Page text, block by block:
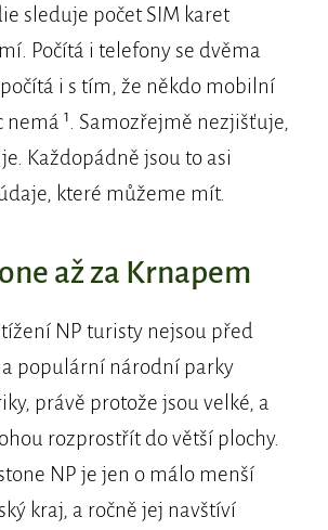
sleduje počet SIM karet
Počítá i telefony se dvěma
i s tím, že někdo mobilní
¹. Samozřejmě nezjišťuje,
Každopádně jsou to asi
které můžeme mít.
až za Krnapem
NP turisty nejsou před
a populární národní parky
právě protože jsou velké, a
rozprostřít do větší plochy.
NP je jen o málo menší
kraj, a ročně jej navštíví